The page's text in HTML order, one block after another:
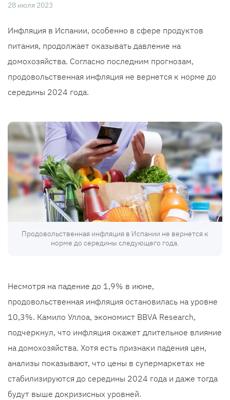
28 июля 2023
Инфляция в Испании, особенно в сфере продуктов
питания, продолжает оказывать давление на
домохозяйства. Согласно последним прогнозам,
продовольственная инфляция не вернется к норме до
середины 2024 года.
Продовольственная инфляция в Испании не вернется к
норме до середины следующего года.
Несмотря на падение до 1,9% в июне,
продовольственная инфляция остановилась на уровне
10,3%. Камило Уллоа, экономист BBVA Research,
подчеркнул, что инфляция окажет длительное влияние
на домохозяйства. Хотя есть признаки падения цен,
анализы показывают, что цены в супермаркетах не
стабилизируются до середины 2024 года и даже тогда
будут выше докризисных уровней.